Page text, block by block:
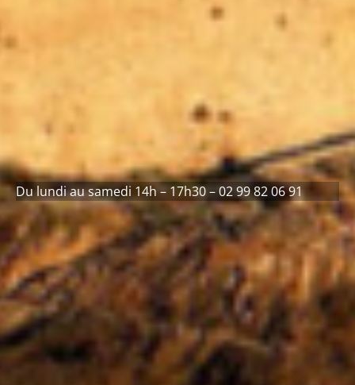
Du lundi au samedi 14h – 17h30 – 02 99 82 06 91